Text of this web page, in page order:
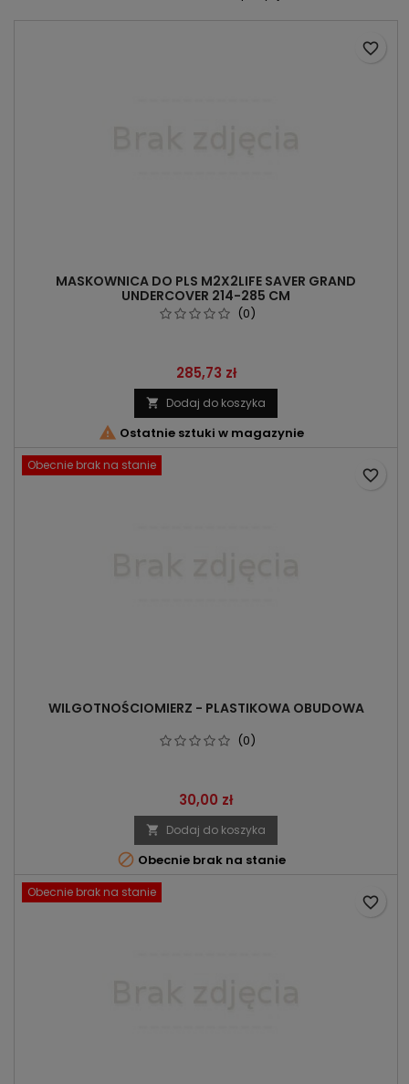
MASKOWNICA DO PLS M2X2LIFE SAVER GRAND
UNDERCOVER 214-285 CM
(0)
Cena
285,73 zł
 Dodaj do koszyka
 Ostatnie sztuki w magazynie
favorite_border
Obecnie brak na stanie
WILGOTNOŚCIOMIERZ - PLASTIKOWA OBUDOWA
(0)
Cena
30,00 zł
 Dodaj do koszyka
 Obecnie brak na stanie
favorite_border
Obecnie brak na stanie
favorite_border